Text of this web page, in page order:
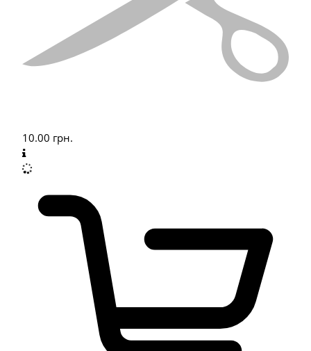
10.00 грн.